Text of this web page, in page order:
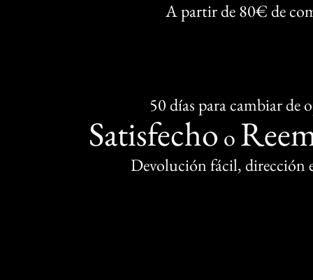
A partir de 80€ de
50 días para cambiar de
Satisfecho o
Devolución fácil, dirección